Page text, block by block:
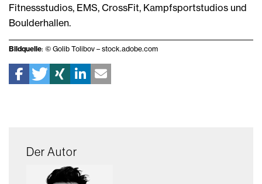
Fitnessstudios, EMS, CrossFit, Kampfsportstudios und
Boulderhallen.
Bildquelle: © Golib Tolibov – stock.adobe.com
Der Autor